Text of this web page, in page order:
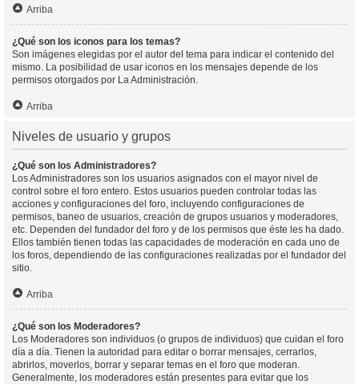
Arriba
¿Qué son los iconos para los temas?
Son imágenes elegidas por el autor del tema para indicar el contenido del
mismo. La posibilidad de usar iconos en los mensajes depende de los
permisos otorgados por La Administración.
Arriba
Niveles de usuario y grupos
¿Qué son los Administradores?
Los Administradores son los usuarios asignados con el mayor nivel de
control sobre el foro entero. Estos usuarios pueden controlar todas las
acciones y configuraciones del foro, incluyendo configuraciones de
permisos, baneo de usuarios, creación de grupos usuarios y moderadores,
etc. Dependen del fundador del foro y de los permisos que éste les ha dado.
Ellos también tienen todas las capacidades de moderación en cada uno de
los foros, dependiendo de las configuraciones realizadas por el fundador del
sitio.
Arriba
¿Qué son los Moderadores?
Los Moderadores son individuos (o grupos de individuos) que cuidan el foro
día a día. Tienen la autoridad para editar o borrar mensajes, cerrarlos,
abrirlos, moverlos, borrar y separar temas en el foro que moderan.
Generalmente, los moderadores están presentes para evitar que los